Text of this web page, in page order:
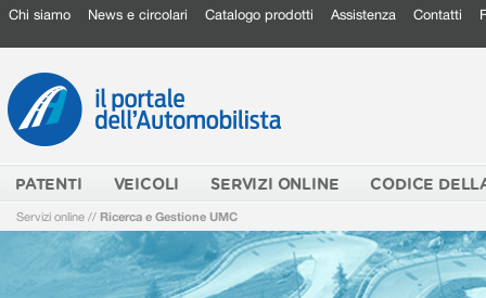
Chi siamo News e circolari Catalogo prodotti Assistenza Contatti
PATENTI VEICOLI SERVIZI ONLINE CODICE
Servizi online // Ricerca e Gestione UMC